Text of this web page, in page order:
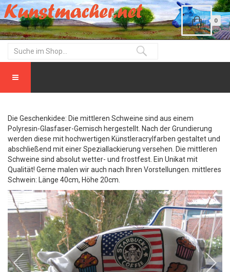
0
Die Geschenkidee: Die mittleren Schweine sind aus einem
Polyresin-Glasfaser-Gemisch hergestellt. Nach der Grundierung
werden diese mit hochwertigen Künstleracrylfarben gestaltet und
abschließend mit einer Speziallackierung versehen. Die mittleren
Schweine sind absolut wetter- und frostfest. Ein Unikat mit
Qualität! Gerne malen wir auch nach Ihren Vorstellungen. mittleres
Schwein: Länge 40cm, Höhe 20cm.